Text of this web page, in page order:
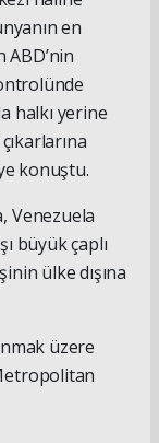
en
ABD’nin
halkı yerine
konuştu.
Venezuela
büyük çaplı
ülke dışına
üzere